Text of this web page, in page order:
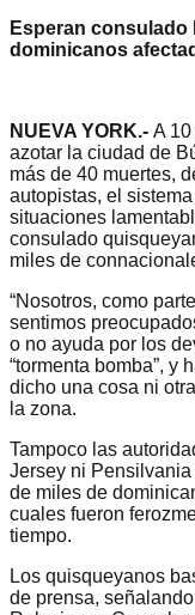
Esperan consulado
dominicanos
NUEVA YORK.- A 10
azotar la ciudad de
más de 40 muertes,
autopistas, el
situaciones
consulado
miles de
“Nosotros, como
sentimos
o no ayuda por los
“tormenta bomba”, y
dicho una cosa ni
la zona.
Tampoco las
Jersey ni
de miles de
cuales fueron
tiempo.
Los quisqueyanos
de prensa,